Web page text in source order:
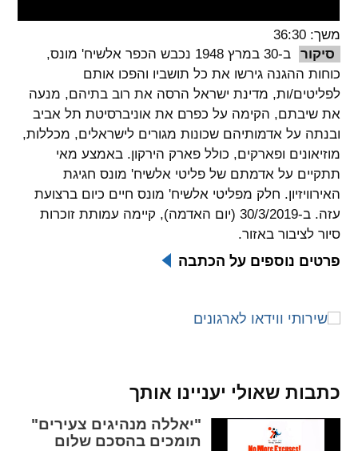
ניגודיות צבעים
brightness_high
ניגודיות בהירה
brightness_low
ניגודיות כהה
קישורים
format_underlined
קו תחתי לקישורים
משך: 36:30
סיקור
ב-30 במרץ 1948 נכבש הכפר אלשיח' מונס,
כוחות ההגנה גירשו את כל תושביו והפכו אותם
לפליטים/ות, מדינת ישראל הרסה את רוב בתיהם, מנעה
את שיבתם, הקימה על כפרם את אוניברסיטת תל אביב
ובנתה על אדמותיהם שכונות מגורים לישראלים, מכללות,
מוזיאונים ופארקים, כולל פארק הירקון. באמצע מאי
תתקיים על אדמתם של פליטי אלשיח' מונס חגיגת
האירוויזיון. חלק מפליטי אלשיח' מונס חיים כיום ברצועת
עזה. ב-30/3/2019 (יום האדמה), קיימה עמותת זוכרות
סיור לציבור באזור.
פרטים נוספים על הכתבה
כתבות שאולי יעניינו אותך
"יאללה מנהיגים צעירים"
תומכים בהסכם שלום